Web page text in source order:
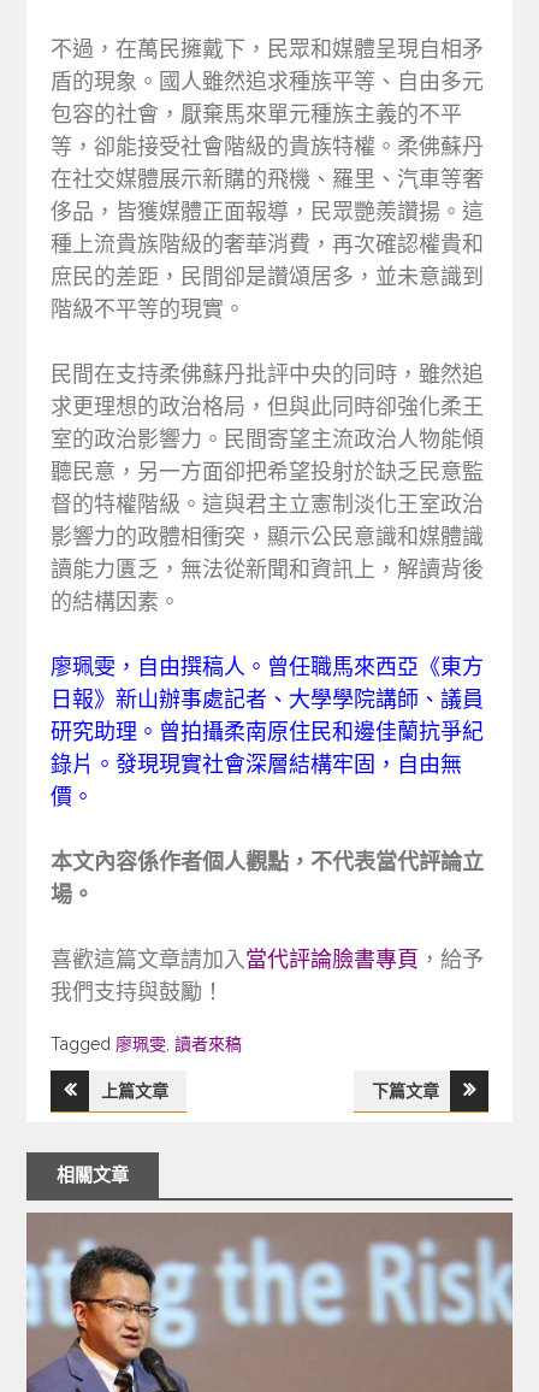
不過，在萬民擁戴下，民眾和媒體呈現自相矛
盾的現象。國人雖然追求種族平等、自由多元
包容的社會，厭棄馬來單元種族主義的不平
等，卻能接受社會階級的貴族特權。柔佛蘇丹
在社交媒體展示新購的飛機、羅里、汽車等奢
侈品，皆獲媒體正面報導，民眾艷羨讚揚。這
種上流貴族階級的奢華消費，再次確認權貴和
庶民的差距，民間卻是讚頌居多，並未意識到
階級不平等的現實。
民間在支持柔佛蘇丹批評中央的同時，雖然追
求更理想的政治格局，但與此同時卻強化柔王
室的政治影響力。民間寄望主流政治人物能傾
聽民意，另一方面卻把希望投射於缺乏民意監
督的特權階級。這與君主立憲制淡化王室政治
影響力的政體相衝突，顯示公民意識和媒體識
讀能力匱乏，無法從新聞和資訊上，解讀背後
的結構因素。
廖珮雯，自由撰稿人。曾任職馬來西亞《東方
日報》新山辦事處記者、大學學院講師、議員
研究助理。曾拍攝柔南原住民和邊佳蘭抗爭紀
錄片。發現現實社會深層結構牢固，自由無
價。
本文內容係作者個人觀點，不代表當代評論立
場。
喜歡這篇文章請加入當代評論臉書專頁 ，給予
我們支持與鼓勵！
Tagged
Tagged 廖珮雯 ,讀者來稿
文
章
導
覽
上篇文章 下篇文章
相關文章